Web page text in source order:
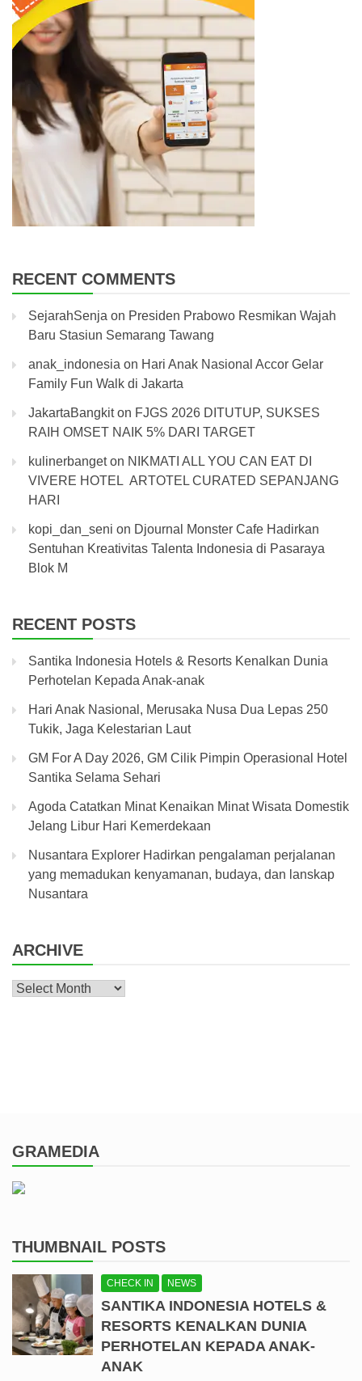
RECENT COMMENTS
SejarahSenja on Presiden Prabowo Resmikan Wajah
Baru Stasiun Semarang Tawang
anak_indonesia on Hari Anak Nasional Accor Gelar
Family Fun Walk di Jakarta
JakartaBangkiton FJGS 2026 DITUTUP, SUKSES
RAIH OMSET NAIK 5% DARI TARGET
kulinerbangeton NIKMATI ALL YOU CAN EAT DI
VIVERE HOTEL ARTOTEL CURATED SEPANJANG
HARI
kopi_dan_seni on Djournal Monster Cafe Hadirkan
Sentuhan Kreativitas Talenta Indonesia di Pasaraya
Blok M
RECENT POSTS
Santika Indonesia Hotels & Resorts Kenalkan Dunia
Perhotelan Kepada Anak-anak
Hari Anak Nasional, Merusaka Nusa Dua Lepas 250
Tukik, Jaga Kelestarian Laut
GM For A Day 2026, GM Cilik Pimpin Operasional Hotel
Santika Selama Sehari
Agoda Catatkan Minat Kenaikan Minat Wisata Domestik
Jelang Libur Hari Kemerdekaan
Nusantara Explorer Hadirkan pengalaman perjalanan
yang memadukan kenyamanan, budaya, dan lanskap
Nusantara
ARCHIVE
Archive
GRAMEDIA
THUMBNAIL POSTS
CHECK IN NEWS
SANTIKA INDONESIA HOTELS &
RESORTS KENALKAN DUNIA
PERHOTELAN KEPADA ANAK-
ANAK